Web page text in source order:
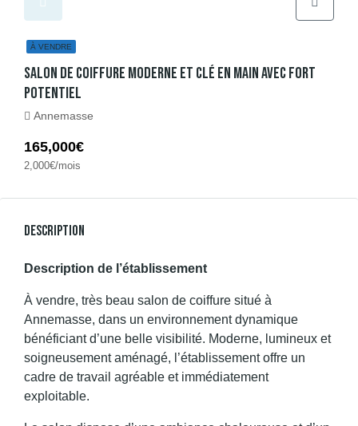
À VENDRE
Salon De Coiffure Moderne Et Clé En Main Avec Fort
Potentiel
Annemasse
165,000€
2,000€/mois
Description
Description de l’établissement
À vendre, très beau salon de coiffure situé à
Annemasse, dans un environnement dynamique
bénéficiant d’une belle visibilité. Moderne, lumineux et
soigneusement aménagé, l’établissement offre un
cadre de travail agréable et immédiatement
exploitable.